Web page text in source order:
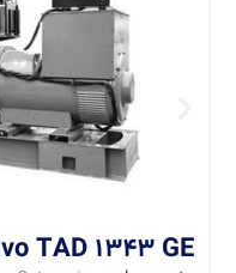
TAD 1343 GE